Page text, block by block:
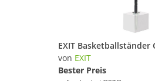
von EXIT
Bester Preis